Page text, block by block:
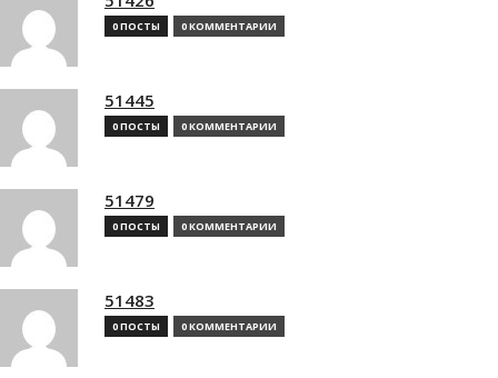
0 ПОСТЫ 0 КОММЕНТАРИИ
51445
0 ПОСТЫ 0 КОММЕНТАРИИ
51479
0 ПОСТЫ 0 КОММЕНТАРИИ
51483
0 ПОСТЫ 0 КОММЕНТАРИИ